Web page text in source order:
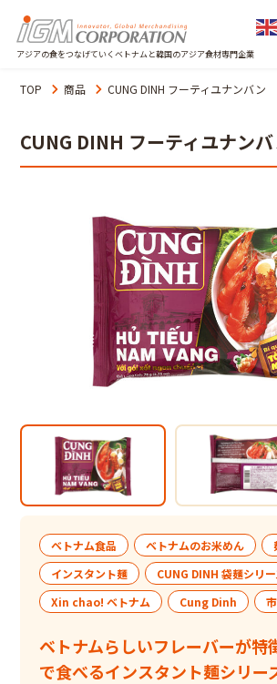
アジアの食をつなげていくベトナムと韓国のアジア食材専門企業
TOP 商品 CUNG DINH フーティユナンバン
CUNG DINH フーティユナン
ベトナム食品 ベトナムのお米めん
インスタント麺
CUNG DINH 袋麺シリ
Xin chao! ベトナム
Cung Dinh
ベトナムらしいフレーバーが特
で食べるインスタント麺シリー